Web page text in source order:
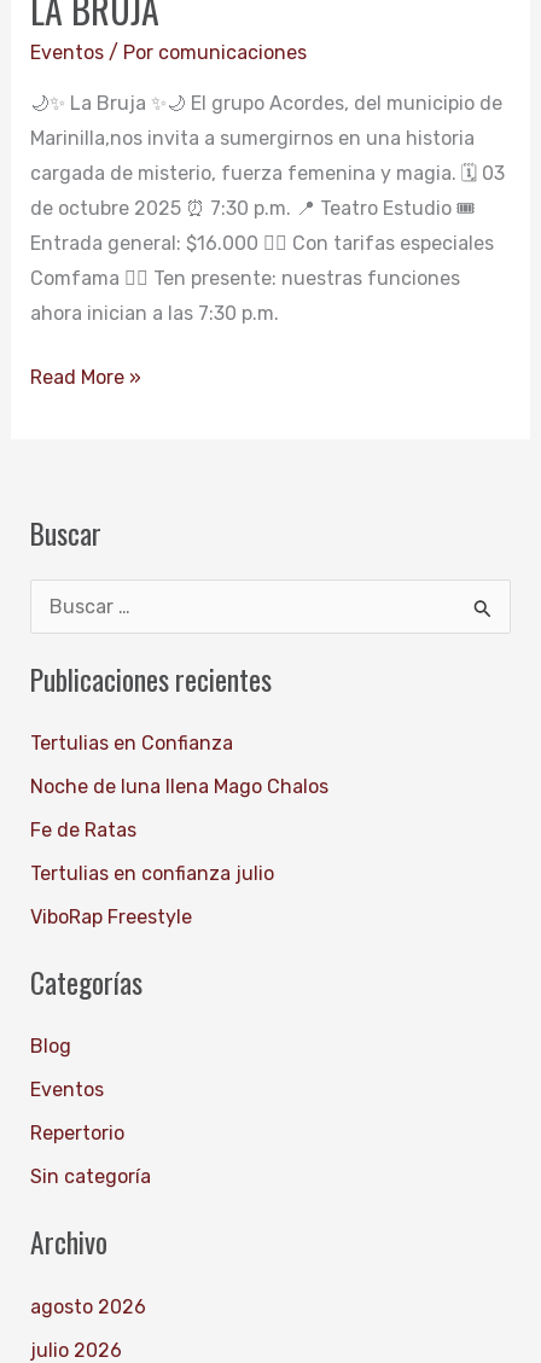
Eventos/ Por comunicaciones
🌙✨ La Bruja ✨🌙 El grupo Acordes, del municipio de
Marinilla,nos invita a sumergirnos en una historia
cargada de misterio, fuerza femenina y magia. 🗓️ 03
de octubre 2025 ⏰ 7:30 p.m. 📍 Teatro Estudio 🎟️
Entrada general: $16.000 👉🏻 Con tarifas especiales
Comfama 👉🏻 Ten presente: nuestras funciones
ahora inician a las 7:30 p.m.
Read More »
Buscar
s
p
o
r
Publicaciones recientes
Tertulias en Confianza
Noche de luna llena Mago Chalos
Fe de Ratas
Tertulias en confianza julio
ViboRap Freestyle
Categorías
Blog
Eventos
Repertorio
Sin categoría
Archivo
agosto 2026
julio 2026